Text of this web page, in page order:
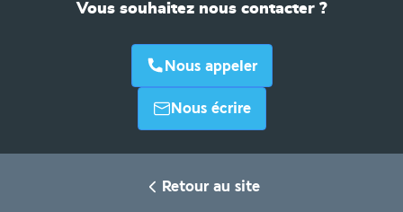
Vous souhaitez nous contacter ?
Nous appeler
Nous écrire
Retour au site